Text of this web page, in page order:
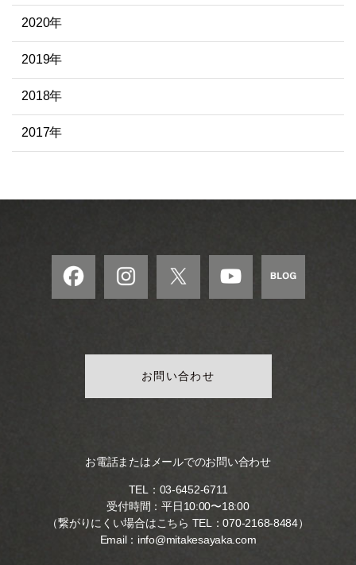
2020年
2019年
2018年
2017年
お問い合わせ
お電話またはメールでのお問い合わせ
TEL： 03-6452-6711
受付時間：平日10:00〜18:00
（繋がりにくい場合はこちら TEL：070-2168-8484）
Email： info@mitakesayaka.com